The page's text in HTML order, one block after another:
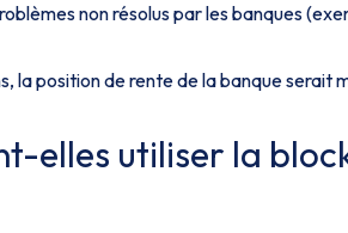
non résolus par les banques
la position de rente de la banque serait
elles utiliser la